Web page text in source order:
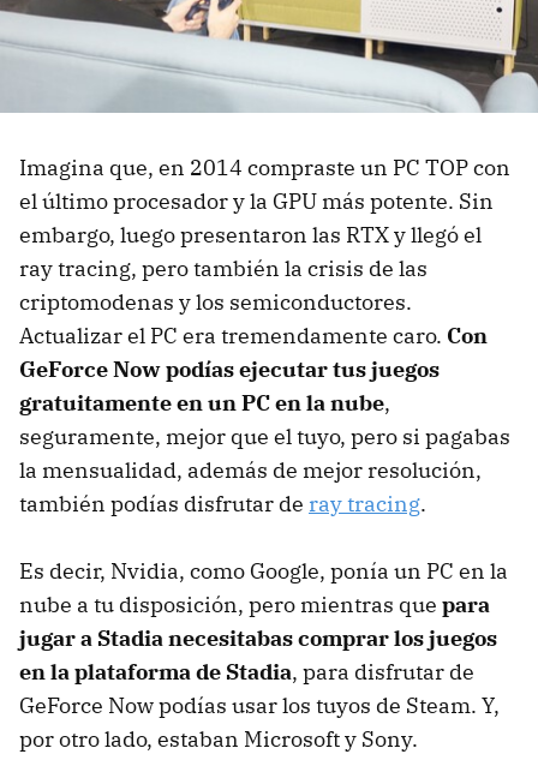
Imagina que, en 2014 compraste un PC TOP con
el último procesador y la GPU más potente. Sin
embargo, luego presentaron las RTX y llegó el
ray tracing, pero también la crisis de las
criptomodenas y los semiconductores.
Actualizar el PC era tremendamente caro. Con
GeForce Now podías ejecutar tus juegos
gratuitamente en un PC en la nube,
seguramente, mejor que el tuyo, pero si pagabas
la mensualidad, además de mejor resolución,
también podías disfrutar de ray tracing.
Es decir, Nvidia, como Google, ponía un PC en la
nube a tu disposición, pero mientras que para
jugar a Stadia necesitabas comprar los juegos
en la plataforma de Stadia, para disfrutar de
GeForce Now podías usar los tuyos de Steam. Y,
por otro lado, estaban Microsoft y Sony.